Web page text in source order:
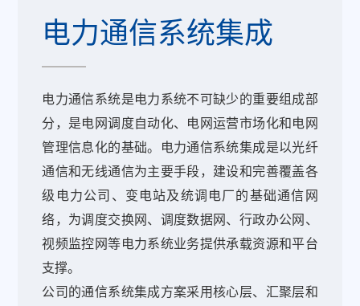
电力通信系统集成
电力通信系统是电力系统不可缺少的重要组成部
分，是电网调度自动化、电网运营市场化和电网
管理信息化的基础。电力通信系统集成是以光纤
通信和无线通信为主要手段，建设和完善覆盖各
级电力公司、变电站及统调电厂的基础通信网
络，为调度交换网、调度数据网、行政办公网、
视频监控网等电力系统业务提供承载资源和平台
支撑。
公司的通信系统集成方案采用核心层、汇聚层和